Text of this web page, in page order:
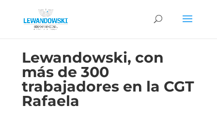
Lewandowski, con
más de 300
trabajadores en la CGT
Rafaela